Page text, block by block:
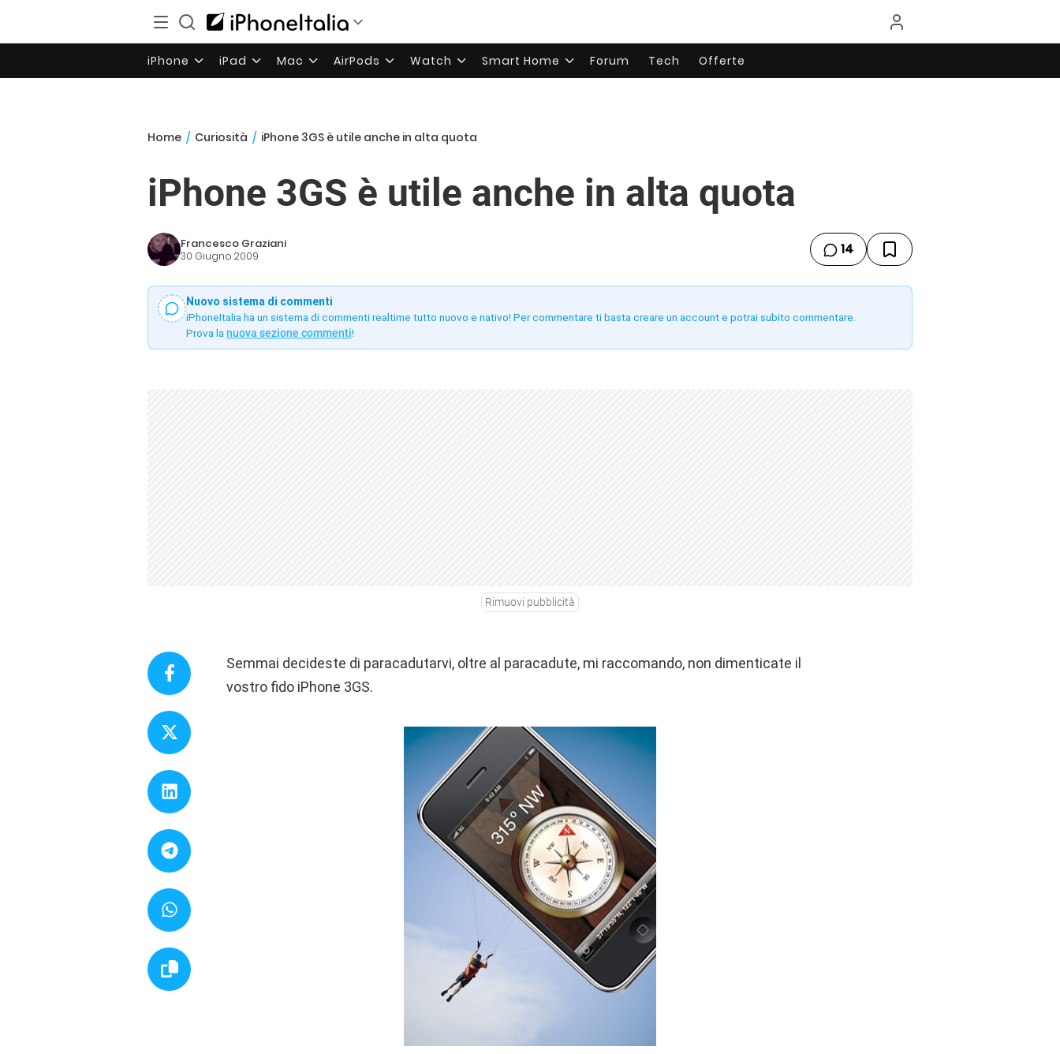
iPhone iPad Mac AirPods Watch Smart Home Forum Tech Offerte
Home / Curiosità / iPhone 3GS è utile anche in alta quota
iPhone 3GS è utile anche in alta quota
Francesco Graziani
30 Giugno 2009 14
Nuovo sistema di commenti
iPhoneItalia ha un sistema di commenti realtime tutto nuovo e nativo! Per commentare ti basta creare un account e potrai subito commentare.
Prova la nuova sezione commenti!
Rimuovi pubblicità
Semmai decideste di paracadutarvi, oltre al paracadute, mi raccomando, non dimenticate il
vostro fido iPhone 3GS.